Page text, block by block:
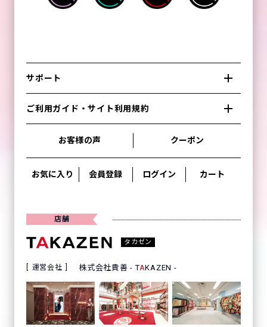
サポート
ご利用ガイド・サイト利用規約
お客様の声 クーポン
お気に入り 会員登録 ログイン カート
店舗
タカゼン
運営会社 株式会社貴善 - TAKAZEN -